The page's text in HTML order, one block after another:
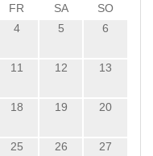
FR SA
SO
4 5 6
11 12 13
18 19 20
25 26 27